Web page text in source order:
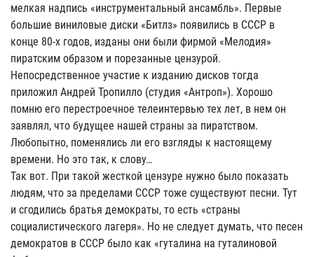
мелкая надпись «инструментальный ансамбль». Первые
большие виниловые диски «Битлз» появились в СССР в
конце 80-х годов, изданы они были фирмой «Мелодия»
пиратским образом и порезанные цензурой.
Непосредственное участие к изданию дисков тогда
приложил Андрей Тропилло (студия «Антроп»). Хорошо
помню его перестроечное телеинтервью тех лет, в нем он
заявлял, что будущее нашей страны за пиратством.
Любопытно, поменялись ли его взгляды к настоящему
времени. Но это так, к слову…
Так вот. При такой жесткой цензуре нужно было показать
людям, что за пределами СССР тоже существуют песни. Тут
и сгодились братья демократы, то есть «страны
социалистического лагеря». Но не следует думать, что песен
демократов в СССР было как «гуталина на гуталиновой